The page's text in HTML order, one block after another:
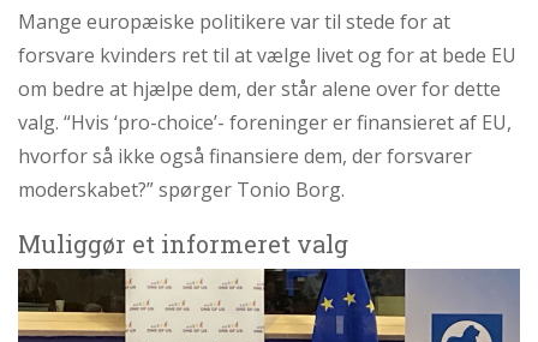
Mange europæiske politikere var til stede for at
forsvare kvinders ret til at vælge livet og for at bede EU
om bedre at hjælpe dem, der står alene over for dette
valg. “Hvis ‘pro-choice’- foreninger er finansieret af EU,
hvorfor så ikke også finansiere dem, der forsvarer
moderskabet?” spørger Tonio Borg.
Muliggør et informeret valg